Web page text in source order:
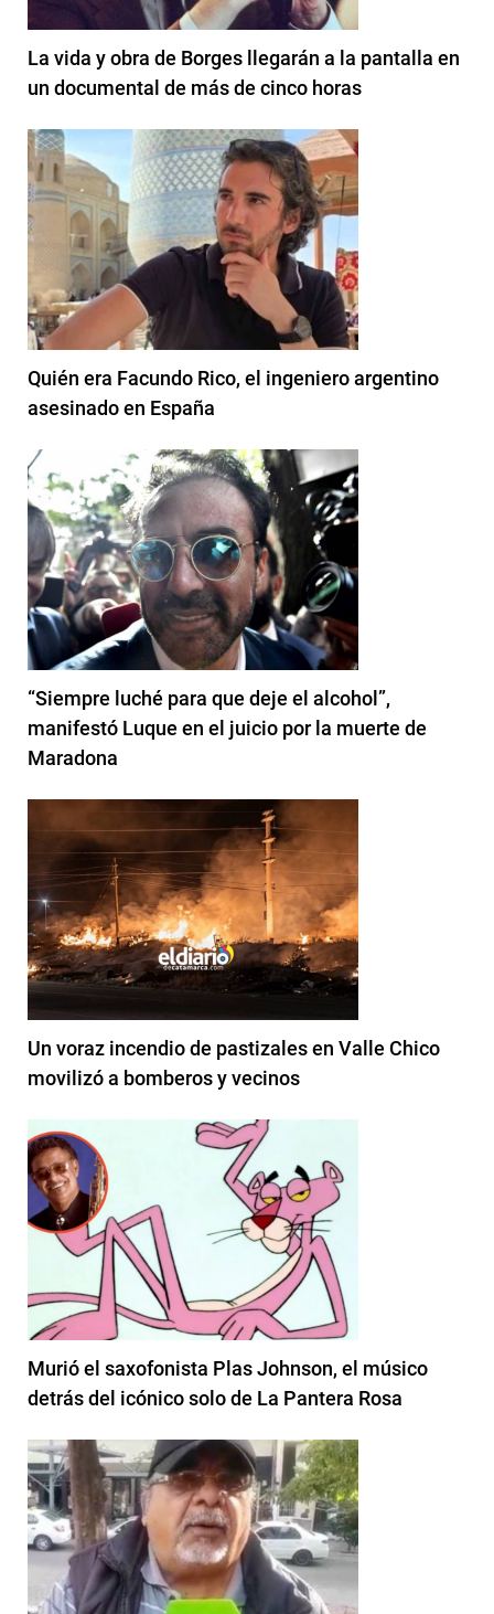
La vida y obra de Borges llegarán a la pantalla en
un documental de más de cinco horas
Quién era Facundo Rico, el ingeniero argentino
asesinado en España
“Siempre luché para que deje el alcohol”,
manifestó Luque en el juicio por la muerte de
Maradona
Un voraz incendio de pastizales en Valle Chico
movilizó a bomberos y vecinos
Murió el saxofonista Plas Johnson, el músico
detrás del icónico solo de La Pantera Rosa